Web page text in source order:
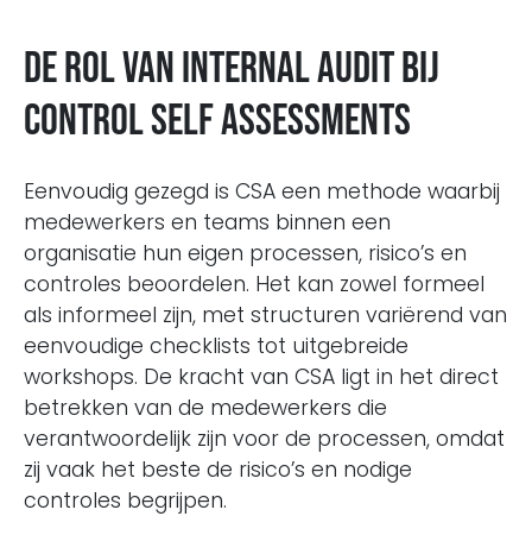
De Rol van Internal Audit bij
Control Self Assessments
Eenvoudig gezegd is CSA een methode waarbij
medewerkers en teams binnen een
organisatie hun eigen processen, risico’s en
controles beoordelen. Het kan zowel formeel
als informeel zijn, met structuren variërend van
eenvoudige checklists tot uitgebreide
workshops. De kracht van CSA ligt in het direct
betrekken van de medewerkers die
verantwoordelijk zijn voor de processen, omdat
zij vaak het beste de risico’s en nodige
controles begrijpen.